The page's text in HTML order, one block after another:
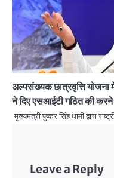
अल्पसंख्यक छात्रवृत्ति
ने दिए एसआईटी गठित की
मुख्यमंत्री पुष्कर सिंह धामी द्वारा
Leave a Reply